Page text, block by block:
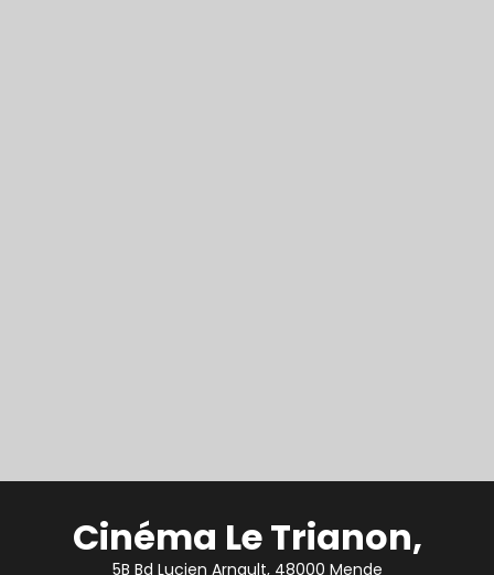
Cinéma Le Trianon,
5B Bd Lucien Arnault, 48000 Mende